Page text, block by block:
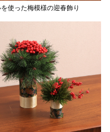
を使った梅模様の迎春飾り